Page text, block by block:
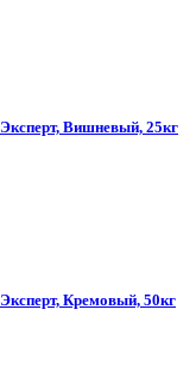
Вишневый, 25кг
Кремовый, 50кг